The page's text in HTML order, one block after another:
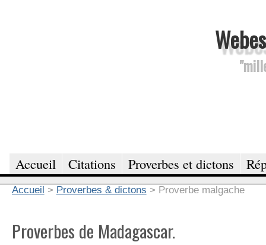
Accueil Citations Proverbes et dictons
Accueil > Proverbes & dictons > Proverbe malgache
Proverbes de Madagascar.